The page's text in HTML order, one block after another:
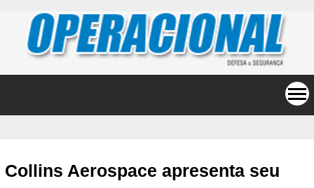
Collins Aerospace apresenta seu